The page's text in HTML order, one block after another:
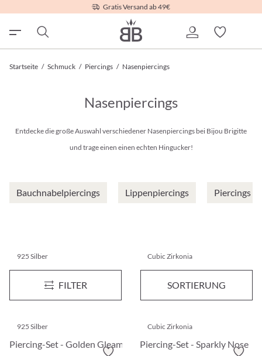
Gratis Versand ab 49€
Startseite / Schmuck / Piercings / Nasenpiercings
Nasenpiercings
Entdecke die große Auswahl verschiedener Nasenpiercings bei Bijou Brigitte
und trage einen einen echten Hingucker!
Bauchnabelpiercings Lippenpiercings Piercings
FILTER SORTIERUNG
925 Silber
Piercing - Pretty Form
Cubic Zirkonia
Piercing - Lovely Spark
17,95 €*
925 Silber
Piercing-Set - Golden Gleam
Cubic Zirkonia
Piercing-Set - Sparkly Nose